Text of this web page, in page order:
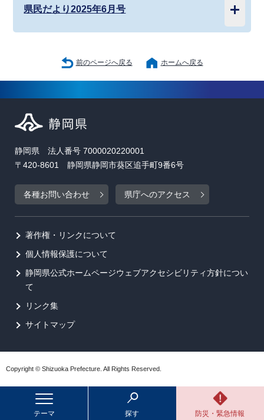
県民だより2025年6月号
前のページへ戻る ホームへ戻る
テーマ 探す 防災・緊急情報
静岡県 法人番号 7000020220001
〒420-8601 静岡県静岡市葵区追手町9番6号
各種お問い合わせ 県庁へのアクセス
著作権・リンクについて
個人情報保護について
静岡県公式ホームページウェブアクセシビリティ方針につい
て
リンク集
サイトマップ
Copyright © Shizuoka Prefecture. All Rights Reserved.